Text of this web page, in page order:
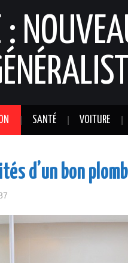
:
SANTÉ VOITURE
d’un bon